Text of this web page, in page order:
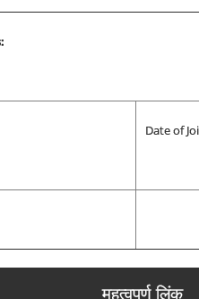
Date of
महत्वपूर्ण लिंक